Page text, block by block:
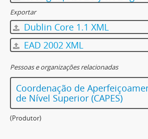
Exportar
Dublin Core 1.1 XML
EAD 2002 XML
Pessoas e organizações relacionadas
Coordenação de
de Nível Superior (CAPES)
(Produtor)